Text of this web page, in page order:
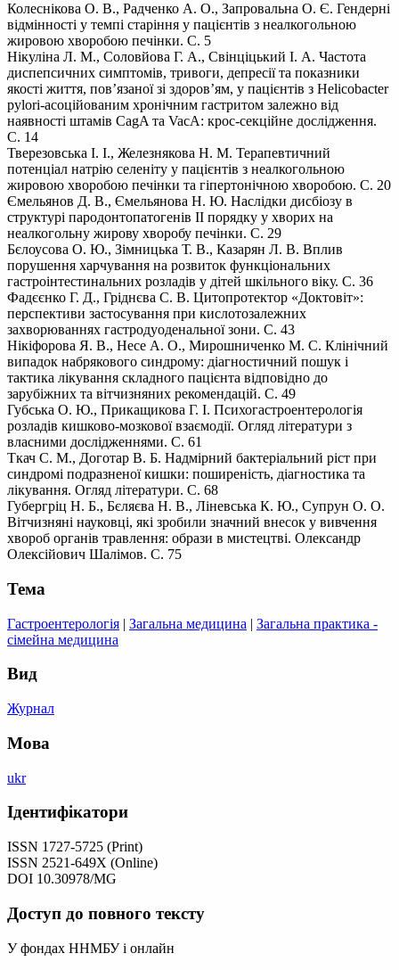
Колеснікова О. В., Радченко А. О., Запровальна О. Є. Гендерні
відмінності у темпі старіння у пацієнтів з неалкогольною
жировою хворобою печінки. С. 5
Нікуліна Л. М., Соловйова Г. А., Свінціцький І. А. Частота
диспепсичних симптомів, тривоги, депресії та показники
якості життя, пов’язаної зі здоров’ям, у пацієнтів з Helicobacter
pylori-асоційованим хронічним гастритом залежно від
наявності штамів CagA та VacA: крос-секційне дослідження.
С. 14
Тверезовська І. І., Железнякова Н. М. Терапевтичний
потенціал натрію селеніту у пацієнтів з неалкогольною
жировою хворобою печінки та гіпертонічною хворобою. С. 20
Ємельянов Д. В., Ємельянова Н. Ю. Наслідки дисбіозу в
структурі пародонтопатогенів ІІ порядку у хворих на
неалкогольну жирову хворобу печінки. С. 29
Бєлоусова О. Ю., Зімницька Т. В., Казарян Л. В. Вплив
порушення харчування на розвиток функціональних
гастроінтестинальних розладів у дітей шкільного віку. С. 36
Фадєєнко Г. Д., Гріднєва С. В. Цитопротектор «Доктовіт»:
перспективи застосування при кислотозалежних
захворюваннях гастродуоденальної зони. С. 43
Нікіфорова Я. В., Несе А. О., Мирошниченко М. С. Клінічний
випадок набрякового синдрому: діагностичний пошук і
тактика лікування складного пацієнта відповідно до
зарубіжних та вітчизняних рекомендацій. С. 49
Губська О. Ю., Прикащикова Г. І. Психогастроентерологія
розладів кишково-мозкової взаємодії. Огляд літератури з
власними дослідженнями. С. 61
Ткач С. М., Доготар В. Б. Надмірний бактеріальний ріст при
синдромі подразненої кишки: поширеність, діагностика та
лікування. Огляд літератури. С. 68
Губергріц Н. Б., Бєляєва Н. В., Ліневська К. Ю., Супрун О. О.
Вітчизняні науковці, які зробили значний внесок у вивчення
хвороб органів травлення: образи в мистецтві. Олександр
Олексійович Шалімов. С. 75
Тема
Гастроентерологія | Загальна медицина | Загальна практика -
сімейна медицина
Вид
Журнал
Мова
ukr
Ідентифікатори
ISSN 1727-5725 (Print)
ISSN 2521-649X (Online)
DOI 10.30978/MG
Доступ до повного тексту
У фондах ННМБУ і онлайн